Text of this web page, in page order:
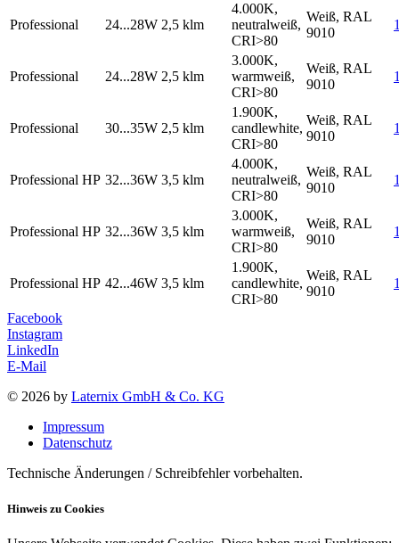
Professional 24...28W 2,5 klm
4.000K,
neutralweiß,
CRI>80
Weiß, RAL
9010
Professional 24...28W 2,5 klm
3.000K,
warmweiß,
CRI>80
Weiß, RAL
9010
Professional 30...35W 2,5 klm
1.900K,
candlewhite,
CRI>80
Weiß, RAL
9010
Professional HP 32...36W 3,5 klm
4.000K,
neutralweiß,
CRI>80
Weiß, RAL
9010
Professional HP 32...36W 3,5 klm
3.000K,
warmweiß,
CRI>80
Weiß, RAL
9010
Professional HP 42...46W 3,5 klm
1.900K,
candlewhite,
CRI>80
Weiß, RAL
9010
Facebook
Instagram
LinkedIn
E-Mail
© 2026 by Laternix GmbH & Co. KG
Impressum
Datenschutz
Technische Änderungen / Schreibfehler vorbehalten.
Hinweis zu Cookies